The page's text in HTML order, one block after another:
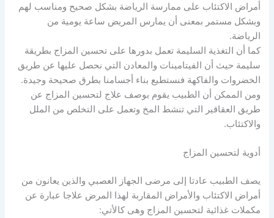
أمراض الاكتئاب على ممارسة الرياضة بشكل صحيح ومناسب لهم
وبشكل مستمر بمعنى أن يمارس المريض ساعة يومية من
الرياضة.
كما أن التغذية السليمة تعمل بدورها على تحسين المزاج بطريقة
سليمة حيث أن الفيتامينات والمعادن التي نحصل عليها عن طريق
الخضروات والفاكهة فنستطيع بناء أجسامنا بطرق صحيحة وجيدة.
ومن الممكن أن الطبيب يقوم بوصف علاج لتحسين المزاج عن
طريق العقاقير التي تنشط المخ وتعمل على التخلص من الملل
والاكتئاب.
أدوية لتحسين المزاج
يصف الطبيب عادتا إلى مرضى الجهاز العصبي والذين يعانون من
أمراض الاكتئاب والأمراض المقاربة لهذا المرض علاجا عبارة عن
مكملات غذائية لتحسين المزاج وهى كالأتي: